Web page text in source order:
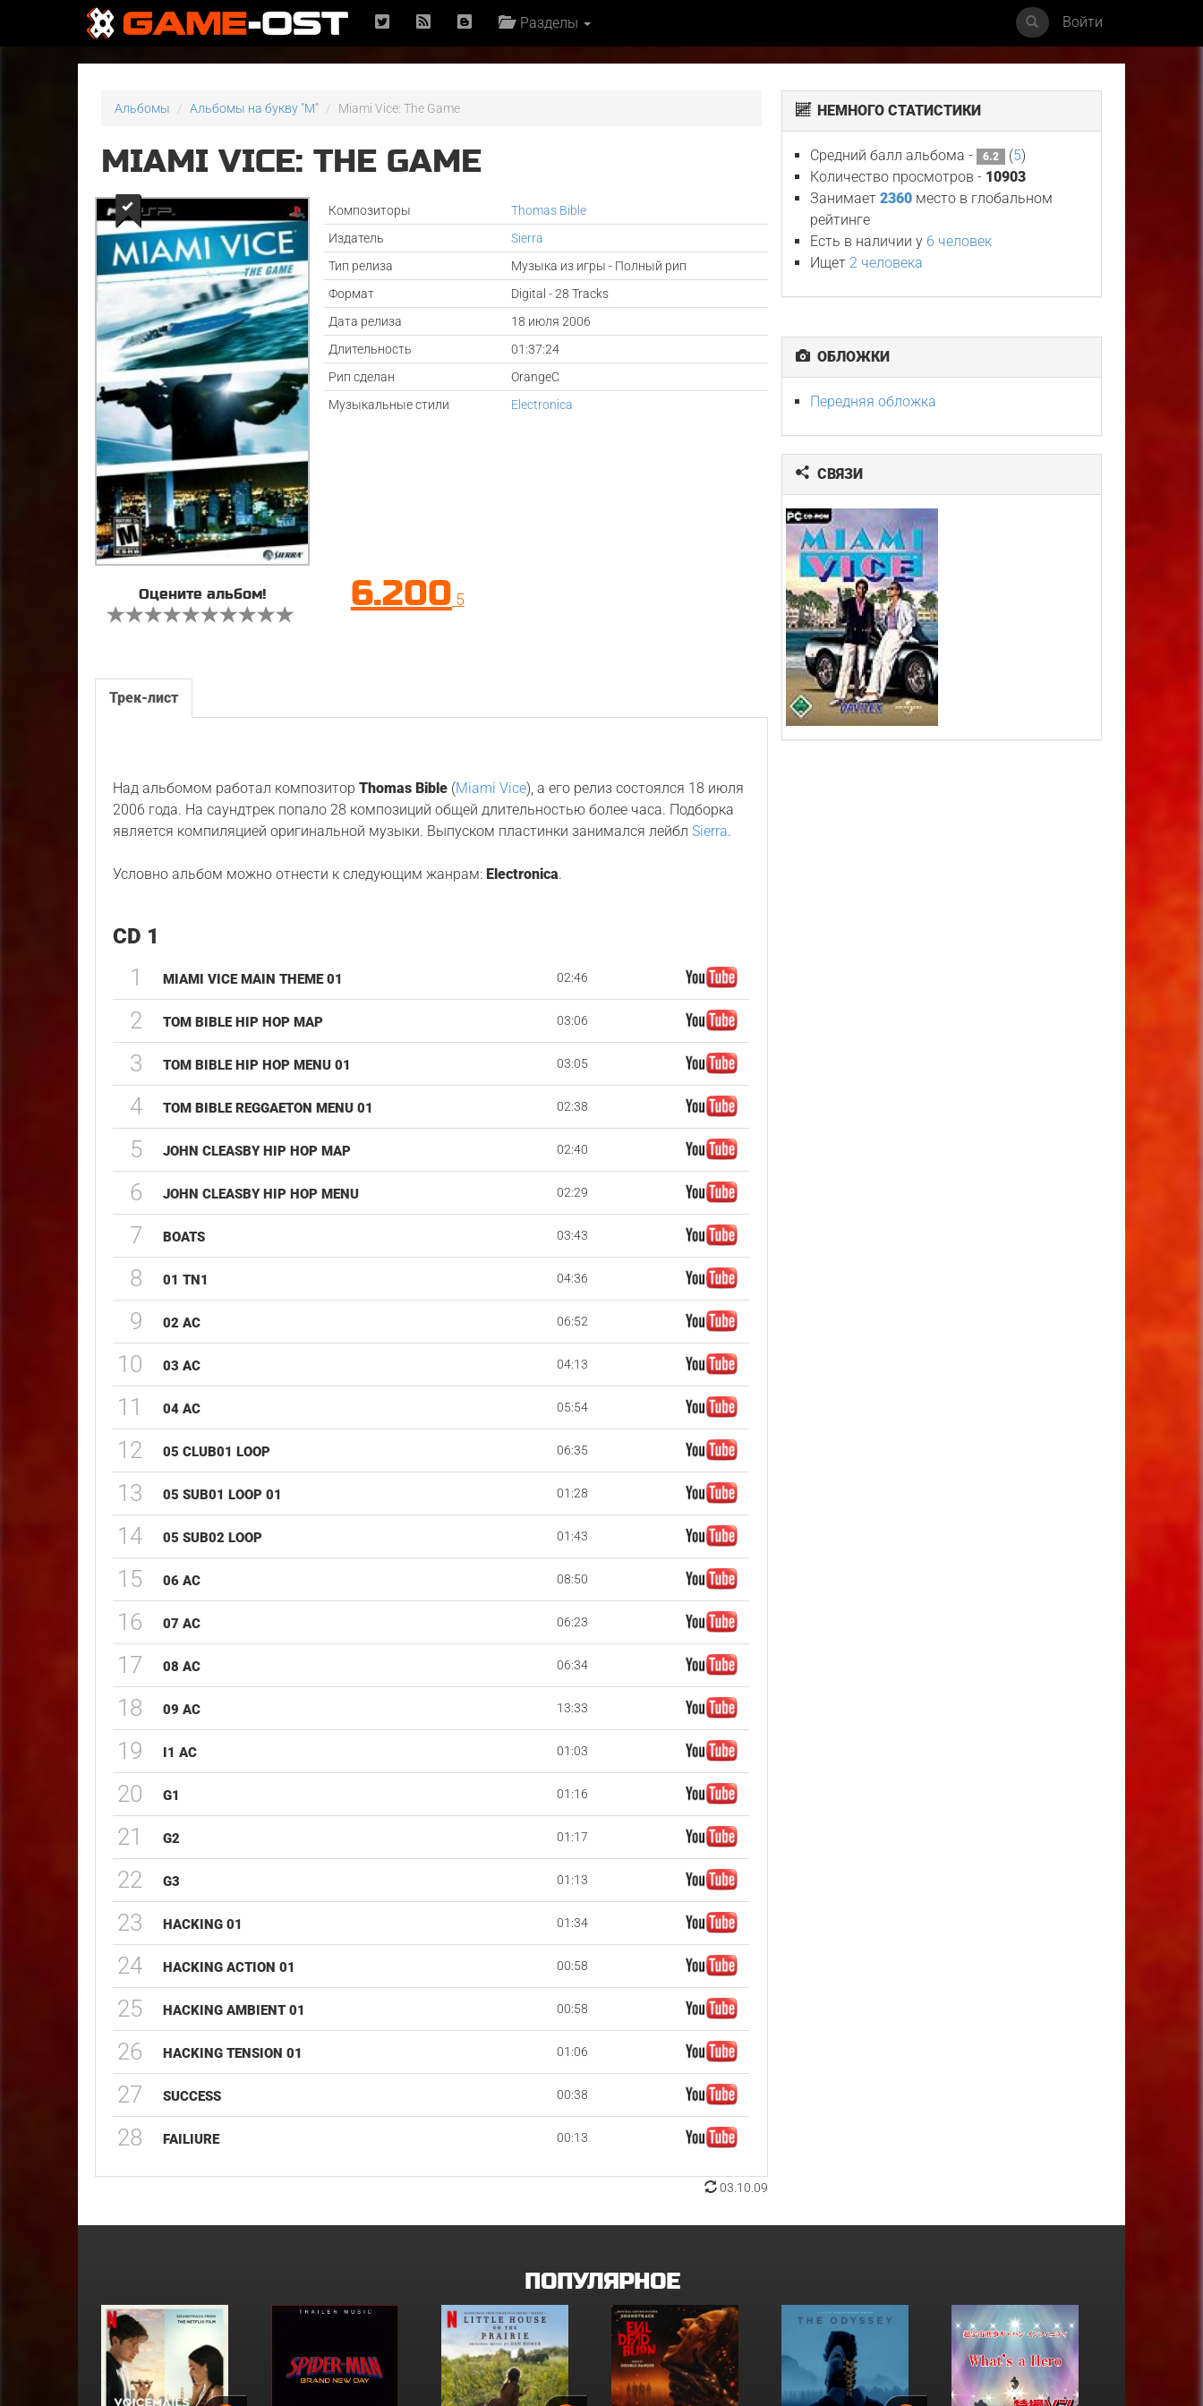
Разделы Войти
Альбомы Альбомы на букву "M" Miami Vice: The Game
MIAMI VICE: THE GAME
Композиторы
Thomas Bible
Издатель
Sierra
Тип релиза
Музыка из игры - Полный рип
Формат
Digital - 28 Tracks
Дата релиза
18 июля 2006
Длительность
01:37:24
Рип сделан
OrangeC
Музыкальные стили
Electronica
Оцените альбом! 6.200 5
Трек-лист
Над альбомом работал композиторThomas Bible (Miami Vice), а его релиз состоялся 18 июля
2006 года. На саундтрек попало 28 композиций общей длительностью более часа. Подборка
является компиляцией оригинальной музыки. Выпуском пластинки занимался лейблSierra.
Условно альбом можно отнести к следующим жанрам:Electronica.
CD 1
1 MIAMI VICE MAIN THEME 01 02:46
2 TOM BIBLE HIP HOP MAP 03:06
3 TOM BIBLE HIP HOP MENU 01 03:05
4 TOM BIBLE REGGAETON MENU 01 02:38
5 JOHN CLEASBY HIP HOP MAP 02:40
6 JOHN CLEASBY HIP HOP MENU 02:29
7 BOATS 03:43
8 01 TN1 04:36
9 02 AC 06:52
10 03 AC 04:13
11 04 AC 05:54
12 05 CLUB01 LOOP 06:35
13 05 SUB01 LOOP 01 01:28
14 05 SUB02 LOOP 01:43
15 06 AC 08:50
16 07 AC 06:23
17 08 AC 06:34
18 09 AC 13:33
19 I1 AC 01:03
20 G1 01:16
21 G2 01:17
22 G3 01:13
23 HACKING 01 01:34
24 HACKING ACTION 01 00:58
25 HACKING AMBIENT 01 00:58
26 HACKING TENSION 01 01:06
27 SUCCESS 00:38
28 FAILIURE 00:13
03.10.09
НЕМНОГО СТАТИСТИКИ
Средний балл альбома - 6.2 (5)
Количество просмотров - 10903
Занимает2360 место в глобальном
рейтинге
Есть в наличии у 6 человек
Ищет 2 человека
ОБЛОЖКИ
Передняя обложка
СВЯЗИ
ПОПУЛЯРНОЕ